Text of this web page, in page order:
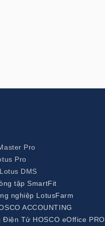
Pro
Pro
DMS
tập SmartFit
nghiệp LotusFarm
ACCOUNTING
Điện Tử HOSCO eOffice PRO